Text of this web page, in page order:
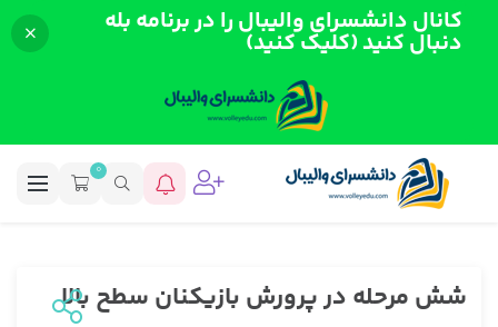
کانال دانشسرای والیبال را در برنامه بله
دنبال کنید (کلیک کنید)
0
شش مرحله در پرورش بازیکنان سطح بالا